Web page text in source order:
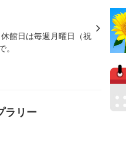
館日は毎週月曜日（祝
ラリー